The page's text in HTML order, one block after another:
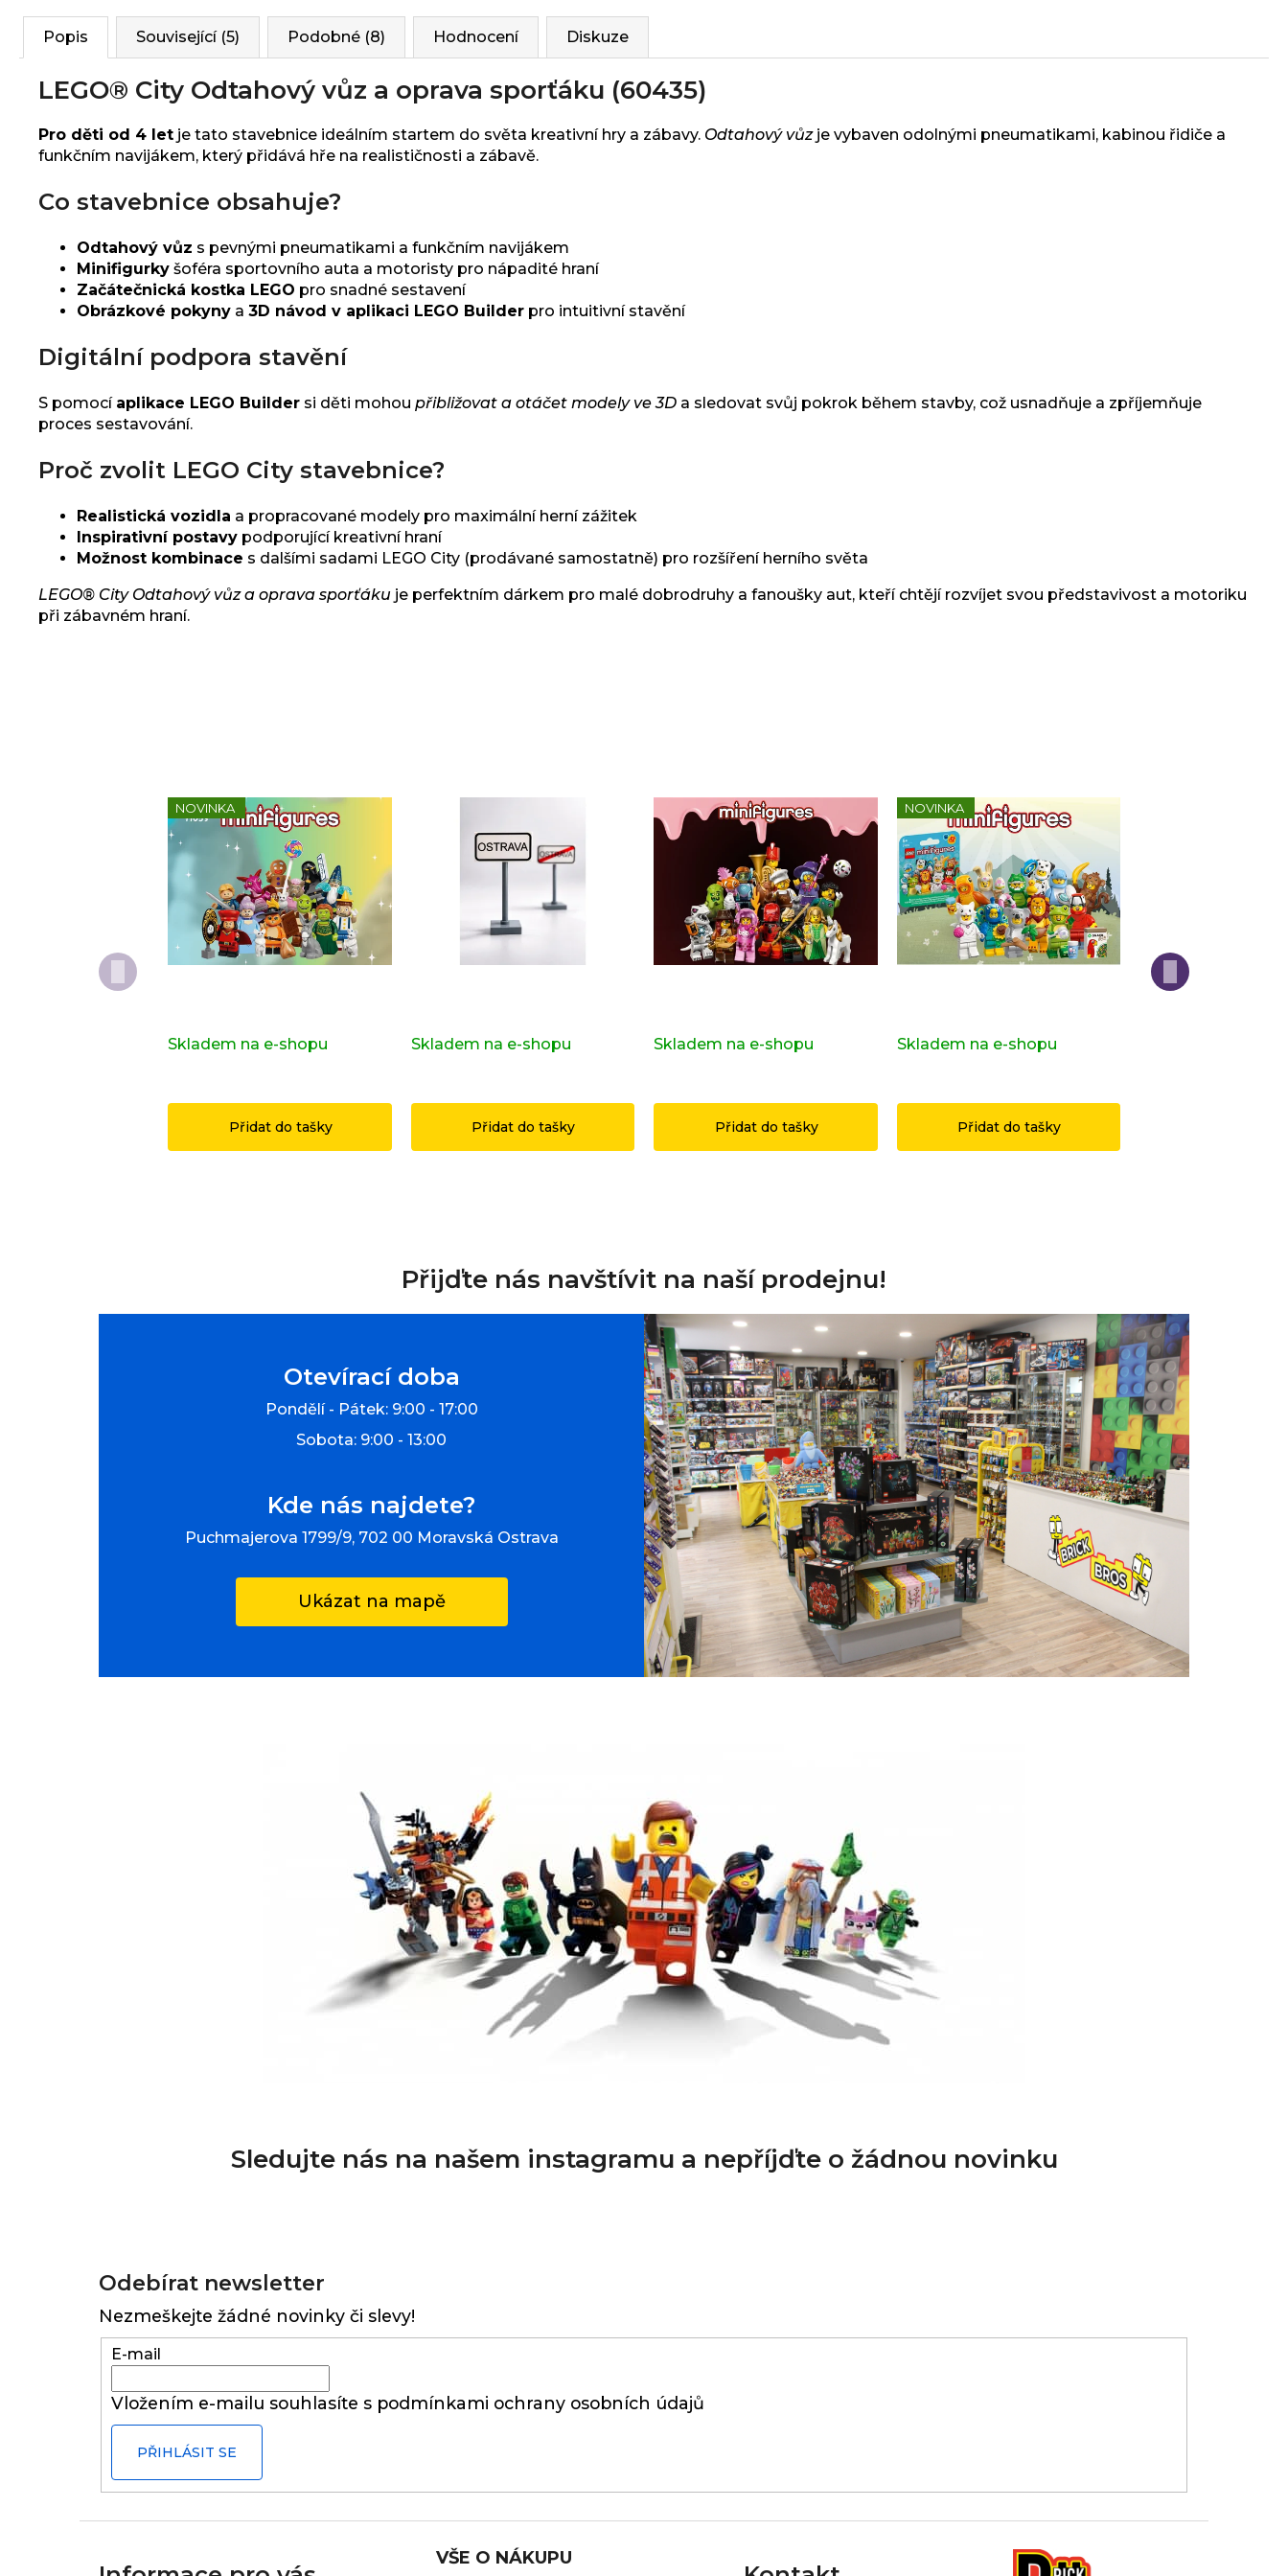
Popis Související (5) Podobné (8) Hodnocení Diskuze
LEGO® City Odtahový vůz a oprava sporťáku (60435)
Pro děti od 4 let je tato stavebnice ideálním startem do světa kreativní hry a zábavy. Odtahový vůzje vybaven odolnými pneumatikami, kabinou řidiče a
funkčním navijákem, který přidává hře na realističnosti a zábavě.
Co stavebnice obsahuje?
Odtahový vůz s pevnými pneumatikami a funkčním navijákem
Minifigurky šoféra sportovního auta a motoristy pro nápadité hraní
Začátečnická kostka LEGO pro snadné sestavení
Obrázkové pokyny a 3D návod v aplikaci LEGO Builder pro intuitivní stavění
Digitální podpora stavění
S pomocí aplikace LEGO Builder si děti mohou přibližovat a otáčet modely ve 3D a sledovat svůj pokrok během stavby, což usnadňuje a zpříjemňuje
proces sestavování.
Proč zvolit LEGO City stavebnice?
Realistická vozidla a propracované modely pro maximální herní zážitek
Inspirativní postavy podporující kreativní hraní
Možnost kombinace s dalšími sadami LEGO City (prodávané samostatně) pro rozšíření herního světa
LEGO® City Odtahový vůz a oprava sporťáku je perfektním dárkem pro malé dobrodruhy a fanoušky aut, kteří chtějí rozvíjet svou představivost a motoriku
při zábavném hraní.
NOVINKA
Skladem na e-shopu
Přidat do tašky
Skladem na e-shopu
Přidat do tašky
Skladem na e-shopu
Přidat do tašky
NOVINKA
Skladem na e-shopu
Přidat do tašky
Kompletní série -
Přijďte nás navštívit na naší prodejnu!
Otevírací doba
Pondělí - Pátek: 9:00 - 17:00
Sobota: 9:00 - 13:00
Kde nás najdete?
Puchmajerova 1799/9, 702 00 Moravská Ostrava
Ukázat na mapě
Sledujte nás na našem instagramu a nepříjďte o žádnou novinku
Odebírat newsletter
Nezmeškejte žádné novinky či slevy!
E-mail
Vložením e-mailu souhlasíte s podmínkami ochrany osobních údajů
PŘIHLÁSIT SE
VŠE O NÁKUPU